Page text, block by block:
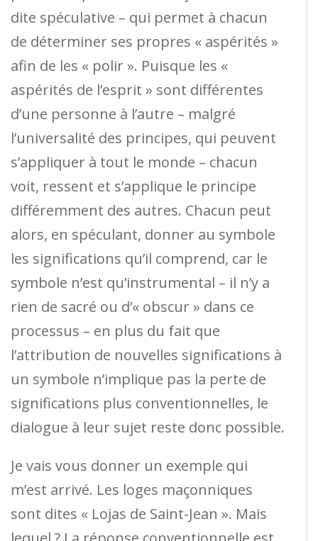
dite spéculative – qui permet à chacun
de déterminer ses propres « aspérités »
afin de les « polir ». Puisque les «
aspérités de l’esprit » sont différentes
d’une personne à l’autre – malgré
l’universalité des principes, qui peuvent
s’appliquer à tout le monde – chacun
voit, ressent et s’applique le principe
différemment des autres. Chacun peut
alors, en spéculant, donner au symbole
les significations qu’il comprend, car le
symbole n’est qu’instrumental – il n’y a
rien de sacré ou d’« obscur » dans ce
processus – en plus du fait que
l’attribution de nouvelles significations à
un symbole n’implique pas la perte de
significations plus conventionnelles, le
dialogue à leur sujet reste donc possible.
Je vais vous donner un exemple qui
m’est arrivé. Les loges maçonniques
sont dites « Lojas de Saint-Jean ». Mais